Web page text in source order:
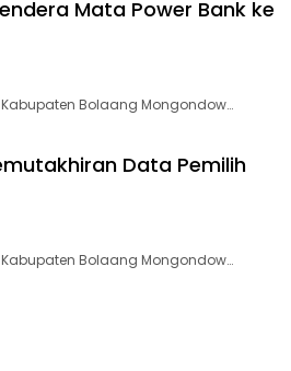
Mata Power Bank ke
Kabupaten Bolaang Mongondow…
Data Pemilih
Kabupaten Bolaang Mongondow…